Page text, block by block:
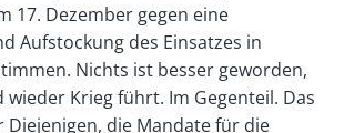
17. Dezember gegen eine
Aufstockung des Einsatzes in
Nichts ist besser geworden,
Krieg führt. Im Gegenteil. Das
Diejenigen, die Mandate für die